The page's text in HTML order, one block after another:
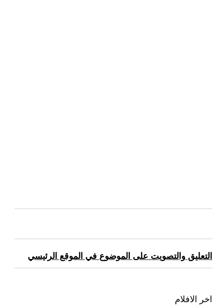
التعليق والتصويت على الموضوع في الموقع الرئيسي
اخر الافلام